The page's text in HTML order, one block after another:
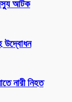
আটক
উদ্বোধন
নারী নিহত